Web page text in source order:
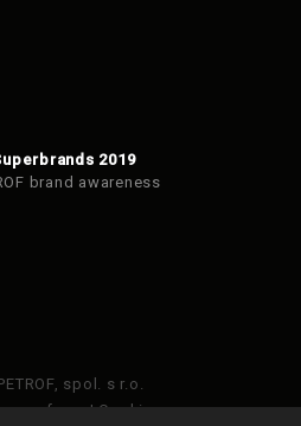
2019
brand awareness
spol. s r.o.
of use|Cookies